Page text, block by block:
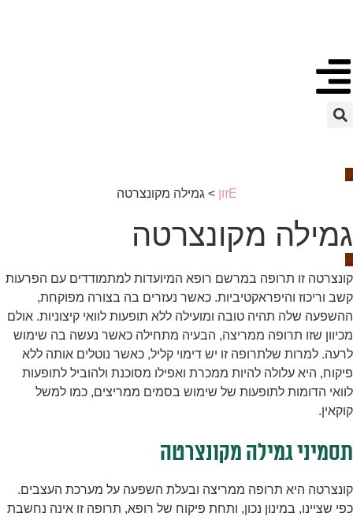
Eזון > גמילה מקונצרטה
גמילה מקונצרטה
קונצרטה זו תרופה במרשם רופא המיועדות למתמודדים עם הפרעות
קשב וריכוז והיפראקטיביות. כאשר נעזרים בה בצורה מפוקחת,
ההשפעה שלה תהיה טובה ומועילה ללא תופעות לוואי קיצוניות. אולם
מכיוון שזו תרופה ממריצה, הבעיה מתחילה כאשר נעשה בה שימוש
לרעה. למרות שלתרופה זו יש דימוי קליל, כאשר נוטלים אותה ללא
פיקוח, היא עלולה להיות ממכרת ואפילו מסוכנת ולהוביל לתופעות
לוואי הדומות לתופעות של שימוש בסמים ממריצים, כמו למשל
קוקאין.
תסמיני גמילה מקונצרטה
קונצרטה היא תרופה ממריצה ובעלת השפעה על מערכת העצבים.
כפי שציינו, במינון נכון, ותחת פיקוח של רופא, תרופה זו אינה נחשבת